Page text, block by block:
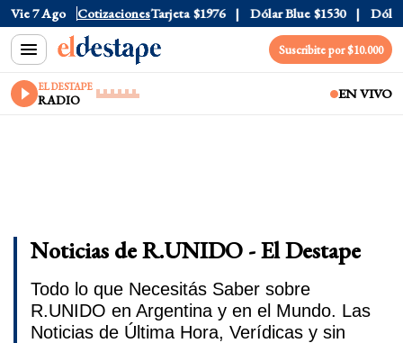
Vie 7 Ago Cotizaciones
$1520 Dólar Tarjeta $1976 Dólar Blue $1530 Dólar
Suscribite por $10.000
EL DESTAPE
RADIO EN VIVO
Noticias de R.UNIDO - El Destape
Todo lo que Necesitás Saber sobre
R.UNIDO en Argentina y en el Mundo. Las
Noticias de Última Hora, Verídicas y sin